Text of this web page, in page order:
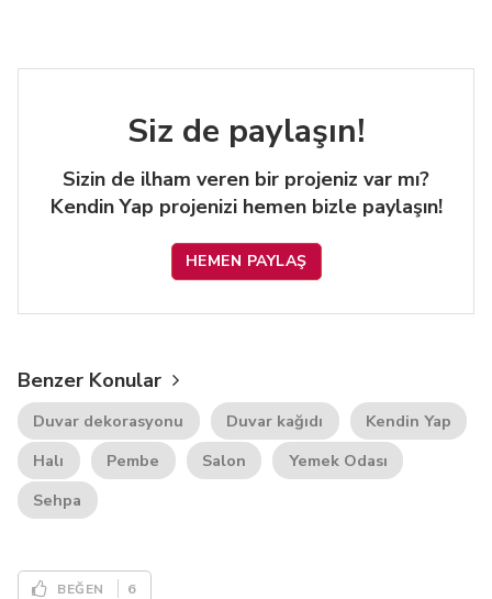
Siz de paylaşın!
Sizin de ilham veren bir projeniz var mı?
Kendin Yap projenizi hemen bizle paylaşın!
HEMEN PAYLAŞ
Benzer Konular
Duvar dekorasyonu Duvar kağıdı
Kendin Yap
Halı
Pembe Salon
Yemek Odası
Sehpa
BEĞEN 6